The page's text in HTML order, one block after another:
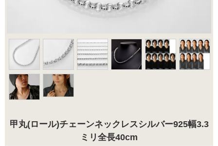
甲丸(ロール)チェーンネックレスシルバー925幅3.3
ミリ全長40cm